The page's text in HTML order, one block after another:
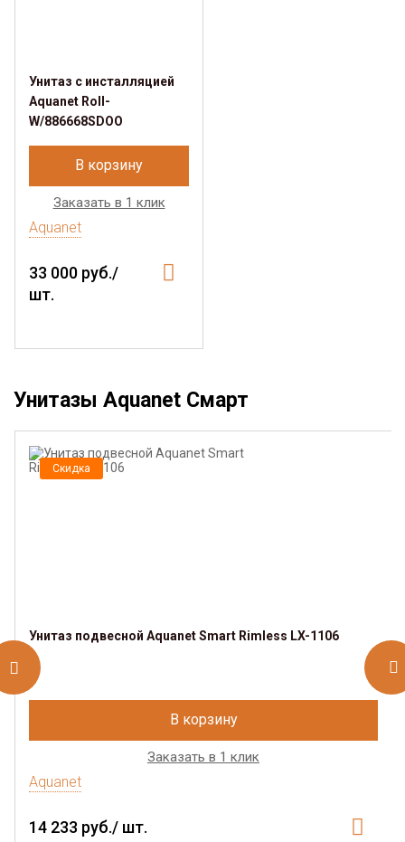
Унитаз с инсталляцией
Aquanet Roll-
W/886668SDOO
В корзину
Заказать в 1 клик
Aquanet
33 000 руб./
шт.
Унитазы Aquanet Смарт
Скидка
Унитаз подвесной Aquanet Smart Rimless LX-1106
В корзину
Заказать в 1 клик
Aquanet
14 233 руб./ шт.